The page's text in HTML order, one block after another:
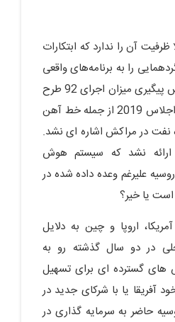
آن را ندارد که ابتکارات
را به برنامه‌های واقعی
تبدیل کند. در این اجلاس پیگیری میزان اجرای 92 طرح
و قرارداد مطرح شده در اجلاس 2019 از جمله خط آهن
نفت در مراکش اشاره ای نشد.
نشد که سیستم هوش
مصنوعی Poromobot روسیه علیرغم وعده داده شده در
اروپا و چین به دلایل
در دو سال گذشته رو به
های گسترده ای برای تسهیل
آفریقا یا با شرکای جدید در
حاضر به سرمایه گذاری در